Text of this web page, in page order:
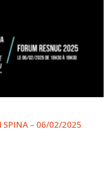
– 06/02/2025